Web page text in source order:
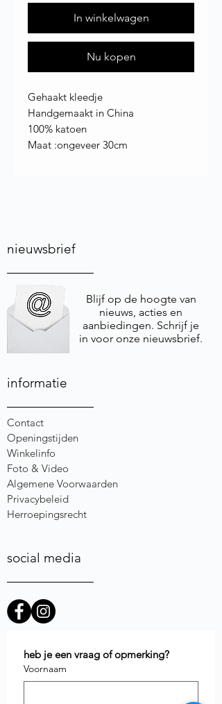
In winkelwagen
Nu kopen
Gehaakt kleedje
Handgemaakt in China
100% katoen
Maat :ongeveer 30cm
nieuwsbrief
Blijf op de hoogte van
nieuws, acties en
aanbiedingen. Schrijf je
in voor onze nieuwsbrief.
informatie
Contact
Openingstijden
Winkelinfo
Foto & Video
Algemene Voorwaarden
Privacybeleid
Herroepingsrecht
social media
heb je een vraag of opmerking?
Voornaam